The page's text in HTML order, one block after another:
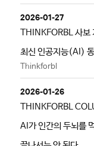
2026-01-27
THINKFORBL 사보
최신 인공지능(AI)
Thinkforbl
2026-01-26
THINKFORBL
AI가 인간의 두뇌를